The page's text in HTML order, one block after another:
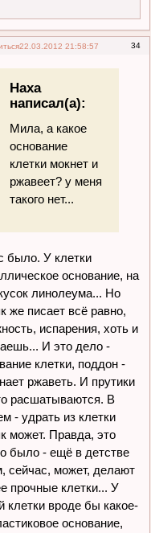
34
22.03.2012 21:58:57
Наха
написал(а):
Мила, а какое
основание
клетки мокнет и
ржавеет? у меня
такого нет...
было. У клетки
основание, на
линолеума... Но
же писает всё равно,
испарения, хоть и
И это дело -
клетки, поддон -
ржаветь. И прутики
расшатываются. В
- удрать из клетки
может. Правда, это
было - ещё в детстве
сейчас, может, делают
прочные клетки... У
клетки вроде бы какое-
основание,